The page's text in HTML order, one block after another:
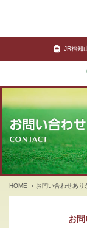
JR福知
HOME お問い合わせあり
お